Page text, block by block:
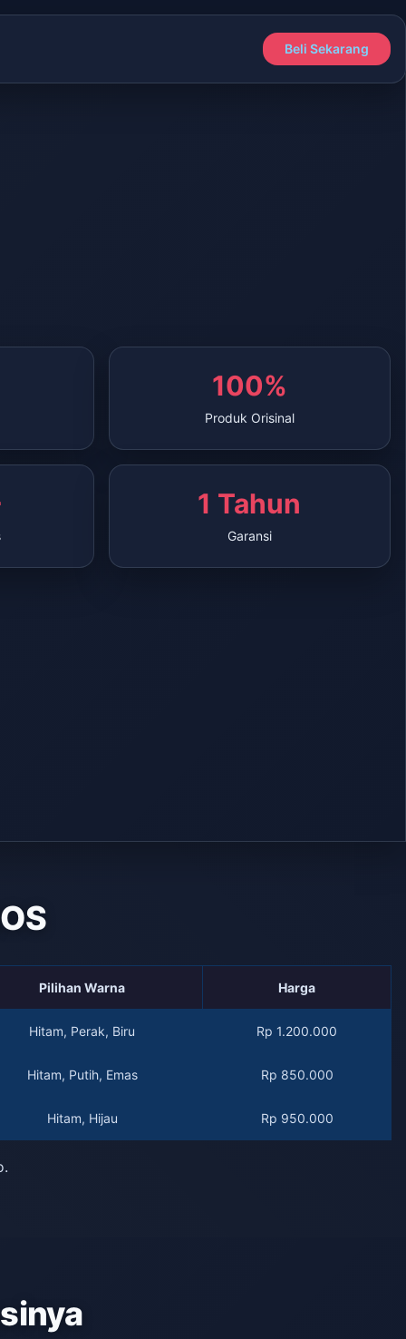
Beli Sekarang
100%
Produk Orisinal
1 Tahun
Garansi
Pilihan Warna Harga
Hitam, Perak, Biru Rp 1.200.000
Hitam, Putih, Emas Rp 850.000
Hitam, Hijau Rp 950.000